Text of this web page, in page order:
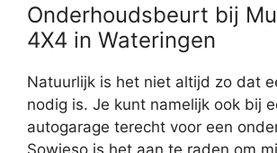
Onderhoudsbeurt bij
4X4 in Wateringen
Natuurlijk is het niet altijd zo dat
nodig is. Je kunt namelijk ook bij
autogarage terecht voor een
Sowieso is het aan te raden om